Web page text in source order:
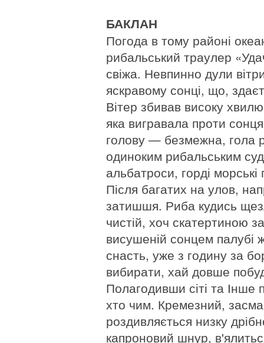
БАКЛАН
Погода в тому районі
рибальський траулер
свіжа. Невпинно дули
яскравому сонці, що,
Вітер збивав високу
яка вигравала проти
голову — безмежна, гола
одиноким рибальським
альбатроси, горді морські
Після багатих на улов,
затишшя. Риба кудись
чистій, хоч скатертиною
висушеній сонцем палубі
снасть, уже з годину за
вибирати, хай довше
Полагодивши сіті та
хто чим. Кремезний,
роздивляється низку
капроновий шнур,